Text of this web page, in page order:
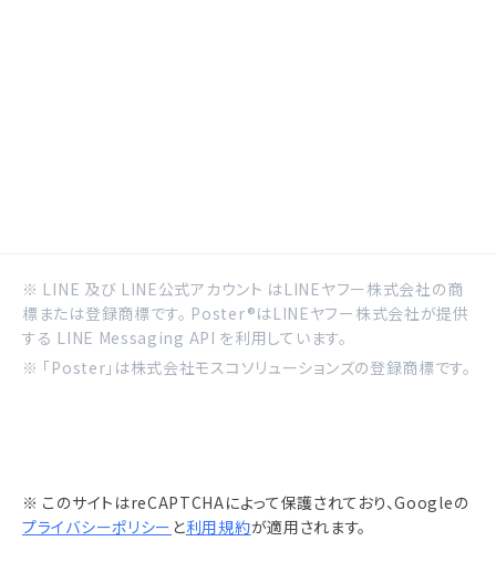
※ LINE 及び LINE公式アカウント はLINEヤフー株式会社の商
標または登録商標です。 Poster®はLINEヤフー株式会社が提供
する LINE Messaging API を利用しています。
※ 「Poster」は株式会社モスコソリューションズの登録商標です。
※ このサイトはreCAPTCHAによって保護されており、Googleの
プライバシーポリシー と利用規約が適用されます。